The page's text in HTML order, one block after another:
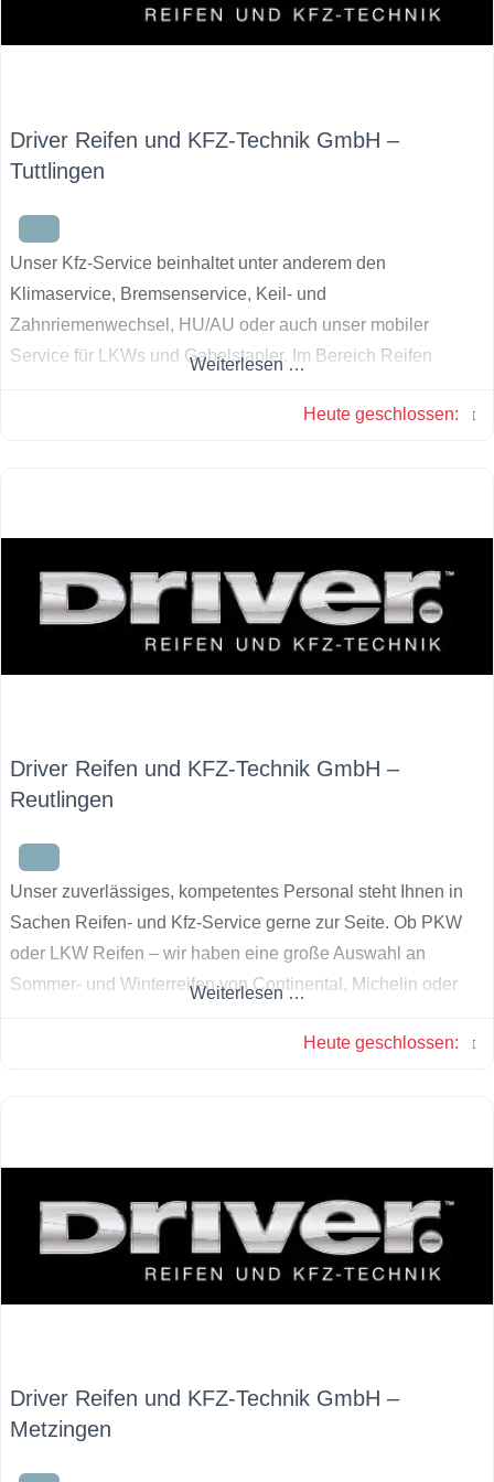
Driver Reifen und KFZ-Technik GmbH –
Tuttlingen
Unser Kfz-Service beinhaltet unter anderem den
Klimaservice, Bremsenservice, Keil- und
Zahnriemenwechsel, HU/AU oder auch unser mobiler
Service für LKWs und Gabelstapler. Im Bereich Reifen
schnell den passenden Reifen für Ihr Fahrzeug finden.
Weiterlesen …
Heute geschlossen:
Driver Reifen und KFZ-Technik GmbH –
Reutlingen
Unser zuverlässiges, kompetentes Personal steht Ihnen in
Sachen Reifen- und Kfz-Service gerne zur Seite. Ob PKW
oder LKW Reifen – wir haben eine große Auswahl an
Sommer- und Winterreifen von Continental, Michelin oder
Weiterlesen …
Heute geschlossen:
Driver Reifen und KFZ-Technik GmbH –
Metzingen